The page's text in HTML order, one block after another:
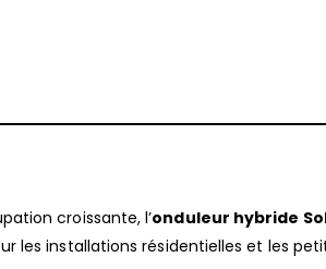
croissante, l’onduleur hybride
les installations résidentielles et les